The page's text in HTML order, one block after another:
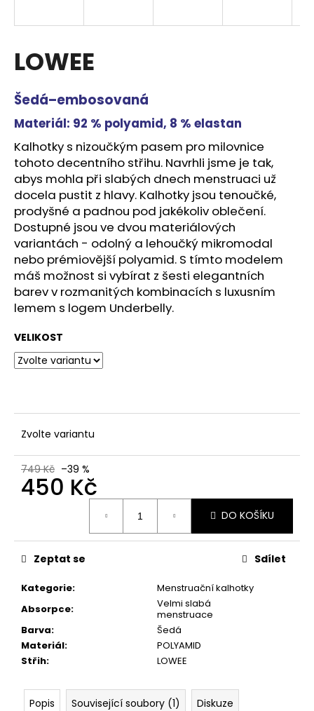
LOWEE
Šedá–embosovaná
Materiál: 92 % polyamid, 8 % elastan
Kalhotky s nizoučkým pasem pro milovnice
tohoto decentního střihu. Navrhli jsme je tak,
abys mohla při slabých dnech menstruaci už
docela pustit z hlavy. Kalhotky jsou tenoučké,
prodyšné a padnou pod jakékoliv oblečení.
Dostupné jsou ve dvou materiálových
variantách - odolný a lehoučký mikromodal
nebo prémiovější polyamid. S tímto modelem
máš možnost si vybírat z šesti elegantních
barev v rozmanitých kombinacích s luxusním
lemem s logem Underbelly.
VELIKOST
Zvolte variantu
749 Kč –39 %
450 Kč
DO KOŠÍKU
Kategorie:
Menstruační kalhotky
Absorpce:
Velmi slabá
menstruace
Barva:
Šedá
Materiál:
POLYAMID
Střih: LOWEE
Zeptat se Sdílet
Popis Související soubory (1) Diskuze
í
t
?
HLEDAT
D
o
p
o
r
u
č
u
j
e